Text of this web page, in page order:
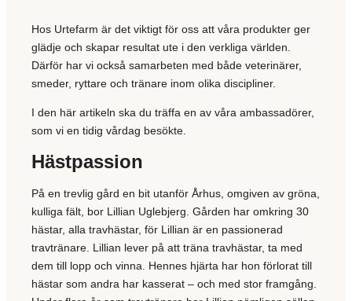
Hos Urtefarm är det viktigt för oss att våra produkter ger
glädje och skapar resultat ute i den verkliga världen.
Därför har vi också samarbeten med både veterinärer,
smeder, ryttare och tränare inom olika discipliner.
I den här artikeln ska du träffa en av våra ambassadörer,
som vi en tidig vårdag besökte.
Hästpassion
På en trevlig gård en bit utanför Århus, omgiven av gröna,
kulliga fält, bor Lillian Uglebjerg. Gården har omkring 30
hästar, alla travhästar, för Lillian är en passionerad
travtränare. Lillian lever på att träna travhästar, ta med
dem till lopp och vinna. Hennes hjärta har hon förlorat till
hästar som andra har kasserat – och med stor framgång.